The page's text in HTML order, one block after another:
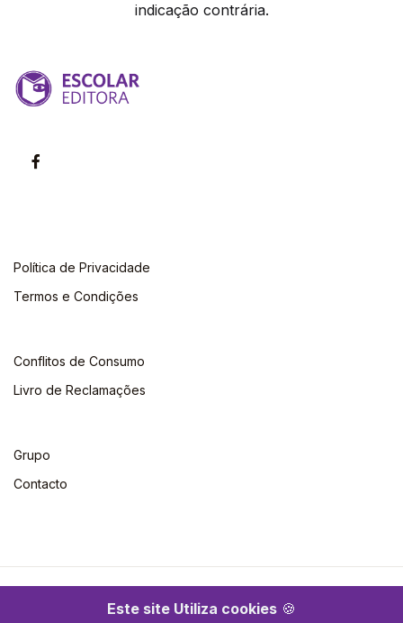
Este site Utiliza cookies 🍪
indicação contrária.
Política de Privacidade
Termos e Condições
Conflitos de Consumo
Livro de Reclamações
Grupo
Contacto
©2026 Escolar. Todos os direitos reservados